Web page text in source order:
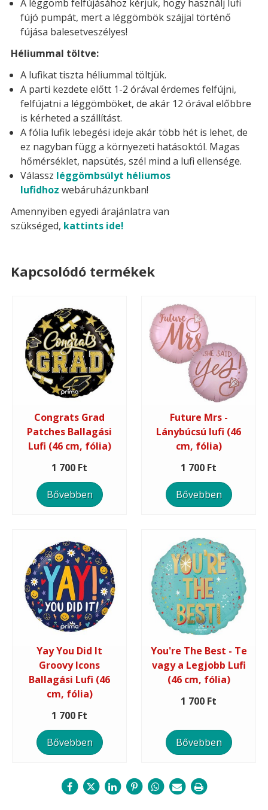
A léggömb felfújásához kérjük, hogy használj lufi
fújó pumpát, mert a léggömbök szájjal történő
fújása balesetveszélyes!
Héliummal töltve:
A lufikat tiszta héliummal töltjük.
A parti kezdete előtt 1-2 órával érdemes felfújni,
felfújatni a léggömböket, de akár 12 órával előbbre
is kérheted a szállítást.
A fólia lufik lebegési ideje akár több hét is lehet, de
ez nagyban függ a környezeti hatásoktól. Magas
hőmérséklet, napsütés, szél mind a lufi ellensége.
Válassz léggömbsúlyt héliumos
lufidhoz webáruházunkban!
Amennyiben egyedi árajánlatra van
szükséged, kattints ide!
Kapcsolódó termékek
Congrats Grad
Patches Ballagási
Lufi (46 cm, fólia)
1 700 Ft
Bővebben
Future Mrs -
Lánybúcsú lufi (46
cm, fólia)
1 700 Ft
Bővebben
Yay You Did It
Groovy Icons
Ballagási Lufi (46
cm, fólia)
1 700 Ft
Bővebben
You're The Best - Te
vagy a Legjobb Lufi
(46 cm, fólia)
1 700 Ft
Bővebben